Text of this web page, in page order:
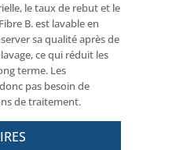
le taux de rebut et le
B. est lavable en
sa qualité après de
ce qui réduit les
terme. Les
pas besoin de
de traitement.